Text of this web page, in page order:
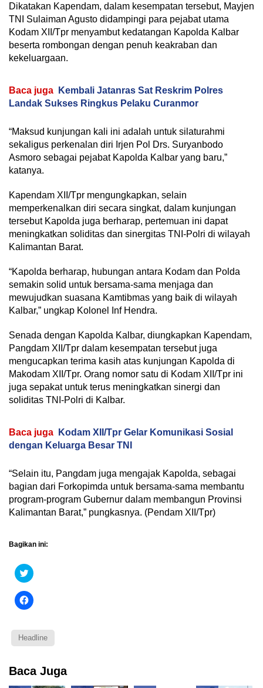
Dikatakan Kapendam, dalam kesempatan tersebut, Mayjen
TNI Sulaiman Agusto didampingi para pejabat utama
Kodam XII/Tpr menyambut kedatangan Kapolda Kalbar
beserta rombongan dengan penuh keakraban dan
kekeluargaan.
Baca juga
Kembali Jatanras Sat Reskrim Polres
Landak Sukses Ringkus Pelaku Curanmor
“Maksud kunjungan kali ini adalah untuk silaturahmi
sekaligus perkenalan diri Irjen Pol Drs. Suryanbodo
Asmoro sebagai pejabat Kapolda Kalbar yang baru,”
katanya.
Kapendam XII/Tpr mengungkapkan, selain
memperkenalkan diri secara singkat, dalam kunjungan
tersebut Kapolda juga berharap, pertemuan ini dapat
meningkatkan soliditas dan sinergitas TNI-Polri di wilayah
Kalimantan Barat.
“Kapolda berharap, hubungan antara Kodam dan Polda
semakin solid untuk bersama-sama menjaga dan
mewujudkan suasana Kamtibmas yang baik di wilayah
Kalbar,” ungkap Kolonel Inf Hendra.
Senada dengan Kapolda Kalbar, diungkapkan Kapendam,
Pangdam XII/Tpr dalam kesempatan tersebut juga
mengucapkan terima kasih atas kunjungan Kapolda di
Makodam XII/Tpr. Orang nomor satu di Kodam XII/Tpr ini
juga sepakat untuk terus meningkatkan sinergi dan
soliditas TNI-Polri di Kalbar.
Baca juga
Kodam XII/Tpr Gelar Komunikasi Sosial
dengan Keluarga Besar TNI
“Selain itu, Pangdam juga mengajak Kapolda, sebagai
bagian dari Forkopimda untuk bersama-sama membantu
program-program Gubernur dalam membangun Provinsi
Kalimantan Barat,” pungkasnya. (Pendam XII/Tpr)
Bagikan ini:
Klik
untuk
pada
Twitter(Membuka
di
baru)
Klik
untuk
Facebook(Membuka
di
jendela
Headline
Baca Juga